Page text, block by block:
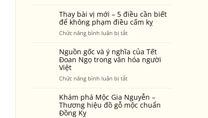
sao
bài
của
Gia
Nguyễn
sáng
bền
đẹp
Thay bài vị mới – 5 điều cần biết
để không phạm điều cấm kỵ
Chức năng bình luận bị tắtở
bài
vị
5
cần
biết
Nguồn gốc và ý nghĩa của Tết
Đoan Ngọ trong văn hóa người
Việt
Chức năng bình luận bị tắtở
gốc
và
Khám phá Mộc Gia Nguyễn –
Thương hiệu đồ gỗ mộc chuẩn
Đồng Kỵ